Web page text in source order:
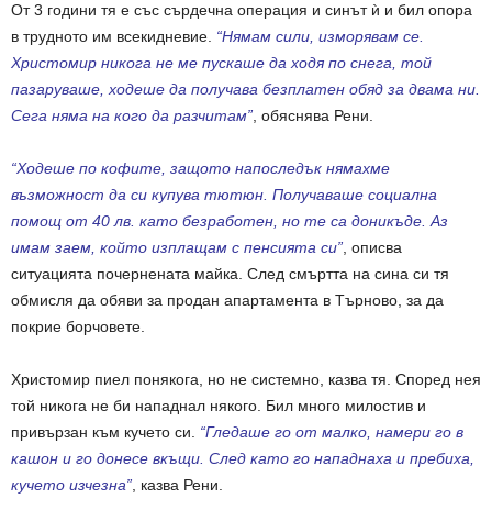
От 3 години тя е със сърдечна операция и синът ѝ и бил опора
в трудното им всекидневие. “Нямам сили, изморявам се.
Христомир никога не ме пускаше да ходя по снега, той
пазаруваше, ходеше да получава безплатен обяд за двама ни.
Сега няма на кого да разчитам”, обяснява Рени.
“Ходеше по кофите, защото напоследък нямахме
възможност да си купува тютюн. Получаваше социална
помощ от 40 лв. като безработен, но те са доникъде. Аз
имам заем, който изплащам с пенсията си”, описва
ситуацията почернената майка. След смъртта на сина си тя
обмисля да обяви за продан апартамента в Търново, за да
покрие борчовете.
Христомир пиел понякога, но не системно, казва тя. Според нея
той никога не би нападнал някого. Бил много милостив и
привързан към кучето си. “Гледаше го от малко, намери го в
кашон и го донесе вкъщи. След като го нападнаха и пребиха,
кучето изчезна”, казва Рени.